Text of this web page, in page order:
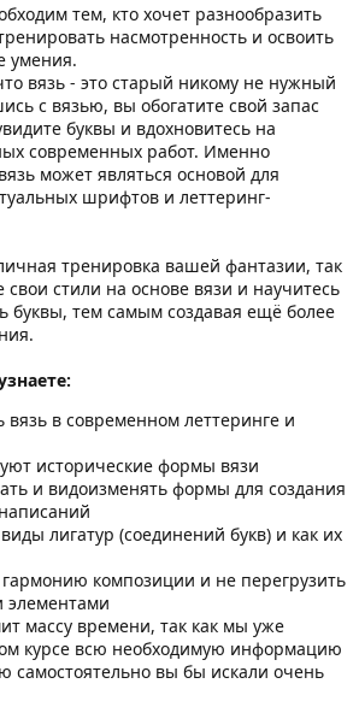
тем, кто хочет разнообразить
насмотренность и освоить
умения.
вязь - это старый никому не нужный
с вязью, вы обогатите свой запас
буквы и вдохновитесь на
современных работ. Именно
может являться основой для
шрифтов и леттеринг-
тренировка вашей фантазии, так
свои стили на основе вязи и научитесь
буквы, тем самым создавая ещё более
вязь в современном леттеринге и
исторические формы вязи
и видоизменять формы для создания
лигатур (соединений букв) и как их
гармонию композиции и не перегрузить
массу времени, так как мы уже
курсе всю необходимую информацию
самостоятельно вы бы искали очень